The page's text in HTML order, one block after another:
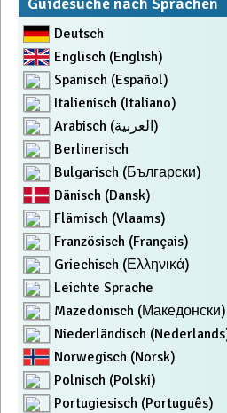
Deutsch
Englisch (English)
Spanisch (Español)
Italienisch (Italiano)
Arabisch (العربية)
Berlinerisch
Bulgarisch (Български)
Dänisch (Dansk)
Flämisch (Vlaams)
Französisch (Français)
Griechisch (Ελληνικά)
Leichte Sprache
Mazedonisch (Македонски)
Niederländisch
Norwegisch (Norsk)
Polnisch (Polski)
Portugiesisch (Português)